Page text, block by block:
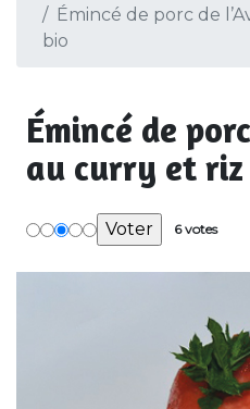
Émincé de porc de
bio
Émincé de
au curry et riz
6 votes